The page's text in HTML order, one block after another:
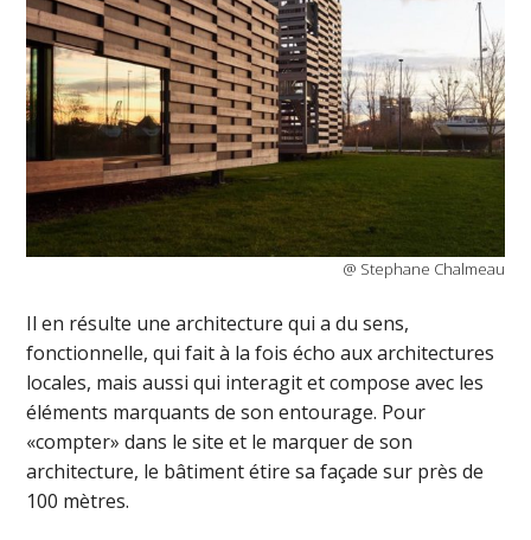
@ Stephane Chalmeau
Il en résulte une architecture qui a du sens,
fonctionnelle, qui fait à la fois écho aux architectures
locales, mais aussi qui interagit et compose avec les
éléments marquants de son entourage. Pour
«compter» dans le site et le marquer de son
architecture, le bâtiment étire sa façade sur près de
100 mètres.